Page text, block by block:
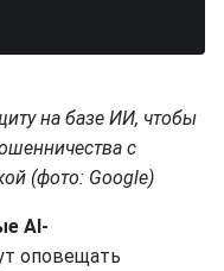
на базе ИИ, чтобы
с
(фото: Google)
AI-
оповещать